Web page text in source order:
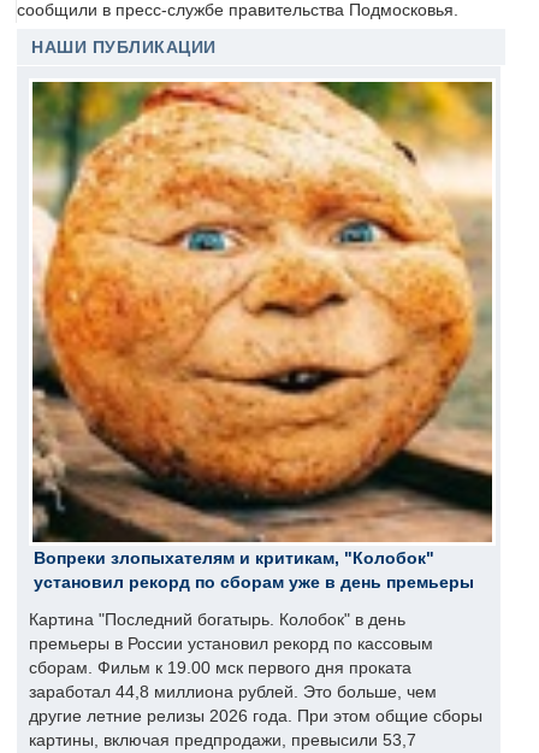
сообщили в пресс-службе правительства Подмосковья.
НАШИ ПУБЛИКАЦИИ
Вопреки злопыхателям и критикам, "Колобок"
установил рекорд по сборам уже в день премьеры
Картина "Последний богатырь. Колобок" в день
премьеры в России установил рекорд по кассовым
сборам. Фильм к 19.00 мск первого дня проката
заработал 44,8 миллиона рублей. Это больше, чем
другие летние релизы 2026 года. При этом общие сборы
картины, включая предпродажи, превысили 53,7